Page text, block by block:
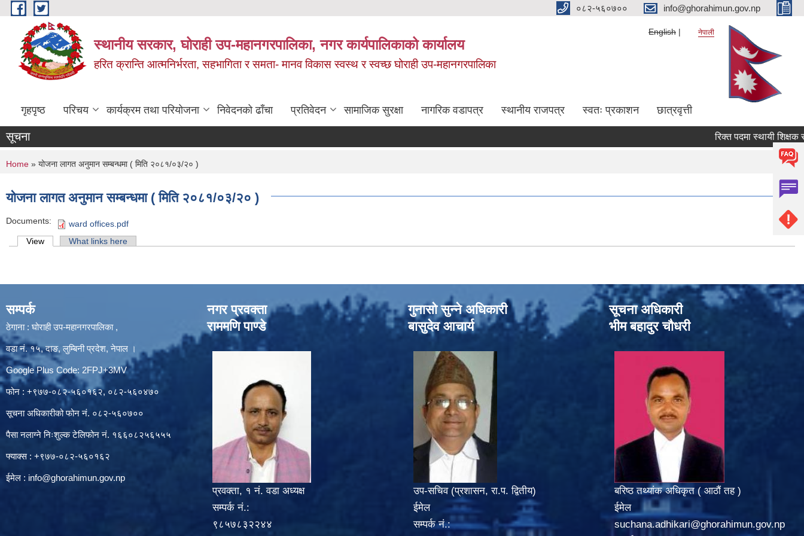
Skip to main content ०८२-५६०७०० info@ghorahimun.gov.np
स्थानीय सरकार, घोराही उप-महानगरपालिका, नगर कार्यपालिकाको कार्यालय
हरित क्रान्ति आत्मनिर्भरता, सहभागिता र समता- मानव विकास स्वस्थ र स्वच्छ घोराही उप-महानगरपालिका
English नेपाली
गृहपृष्ठ परिचय कार्यक्रम तथा परियोजना निवेदनको ढाँचा प्रतिवेदन सामाजिक सुरक्षा नागरिक वडापत्र स्थानीय राजपत्र स्वतः प्रकाशन छात्रवृत्ती
सूचना रिक्त पदमा स्थायी शिक्षक
You are here
Home » योजना लागत अनुमान सम्बन्धमा ( मिति २०८१/०३/२० )
योजना लागत अनुमान सम्बन्धमा ( मिति २०८१/०३/२० )
Documents: ward offices.pdf
Primary tabs
View (active tab)What links here
सम्पर्क
ठेगाना : घोराही उप-महानगरपालिका ,
वडा नं. १५, दाङ, लुम्बिनी प्रदेश, नेपाल ।
Google Plus Code: 2FPJ+3MV
फोन : +९७७-०८२-५६०१६२, ०८२-५६०४७०
सूचना अधिकारीको फोन नं. ०८२-५६०७००
पैसा नलाग्ने निःशुल्क टेलिफोन नं. १६६०८२५६५५५
फ्याक्स : +९७७-०८२-५६०१६२
ईमेल : info@ghorahimun.gov.np
नगर प्रवक्ता
राममणि पाण्डे
प्रवक्ता, १ नं. वडा अध्यक्ष
सम्पर्क नं.:
९८५७८३२२४४
गुनासो सुन्‍ने अधिकारी
बासुदेव आचार्य
उप-सचिव (प्रशासन, रा.प. द्वितीय)
ईमेल
सम्पर्क नं.:
सूचना अधिकारी
भीम बहादुर चौधरी
बरिष्ठ तथ्यांक अधिकृत ( आठौं तह )
ईमेल
suchana.adhikari@ghorahimun.gov.np